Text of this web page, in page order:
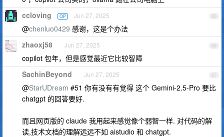
65
ccloving OP Jun 27, 2025
@chenluo0429 感谢，这是个办法
66
zhaoxj58 Jun 27, 2025
copilot 包年，但是感觉最近它比较智障
67
SachinBeyond Jun 27, 2025
@StarUDream #51 你有没有有觉得 这个 Gemini-2.5-Pro 要比
chatgpt 的回答要好.
而且网页版的 claude 我用起来感觉像个弱智一样. 对代码的解
读,技术文档的理解远远不如 aistudio 和 chatgpt.